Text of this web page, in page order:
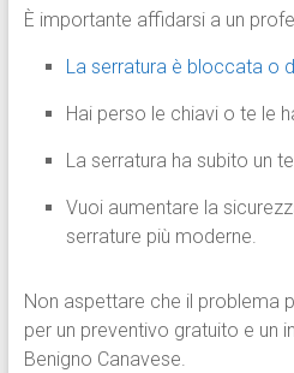
È importante affidarsi a un
La serratura è bloccata o
Hai perso le chiavi o te le
La serratura ha subito un
Vuoi aumentare la
serrature più moderne.
Non aspettare che il problema
per un preventivo gratuito e un
Benigno Canavese.